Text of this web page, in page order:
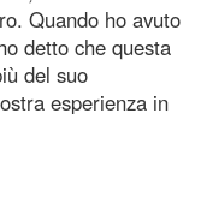
Quando ho avuto
detto che questa
del suo
esperienza in